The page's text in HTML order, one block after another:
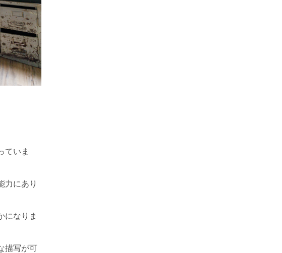
ていま
力にあり
になりま
描写が可